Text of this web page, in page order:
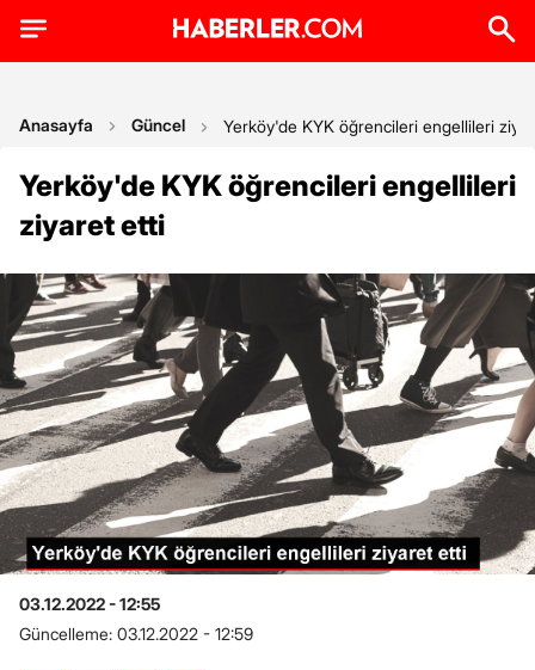
Anasayfa Güncel Yerköy'de KYK öğrencileri engellileri
Yerköy'de KYK öğrencileri engellileri
ziyaret etti
03.12.2022 - 12:55
Güncelleme: 03.12.2022 - 12:59